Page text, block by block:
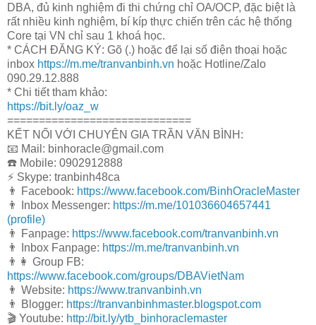
DBA, đủ kinh nghiệm đi thi chứng chỉ OA/OCP, đặc biệt là
rất nhiều kinh nghiệm, bí kíp thực chiến trên các hệ thống
Core tại VN chỉ sau 1 khoá học.
* CÁCH ĐĂNG KÝ: Gõ (.) hoặc để lại số điện thoại hoặc
inbox https://m.me/tranvanbinh.vn hoặc Hotline/Zalo
090.29.12.888
* Chi tiết tham khảo:
https://bit.ly/oaz_w
=============================
KẾT NỐI VỚI CHUYÊN GIA TRẦN VĂN BÌNH:
📧 Mail: binhoracle@gmail.com
☎️ Mobile: 0902912888
⚡️ Skype: tranbinh48ca
👨 Facebook: https://www.facebook.com/BinhOracleMaster
👨 Inbox Messenger: https://m.me/101036604657441
(profile)
👨 Fanpage: https://www.facebook.com/tranvanbinh.vn
👨 Inbox Fanpage: https://m.me/tranvanbinh.vn
👨👩 Group FB:
https://www.facebook.com/groups/DBAVietNam
👨 Website: https://www.tranvanbinh.vn
👨 Blogger: https://tranvanbinhmaster.blogspot.com
🎬 Youtube: http://bit.ly/ytb_binhoraclemaster